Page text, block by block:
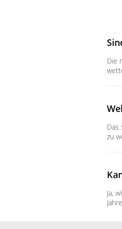
Die
Das
zu
Ja,